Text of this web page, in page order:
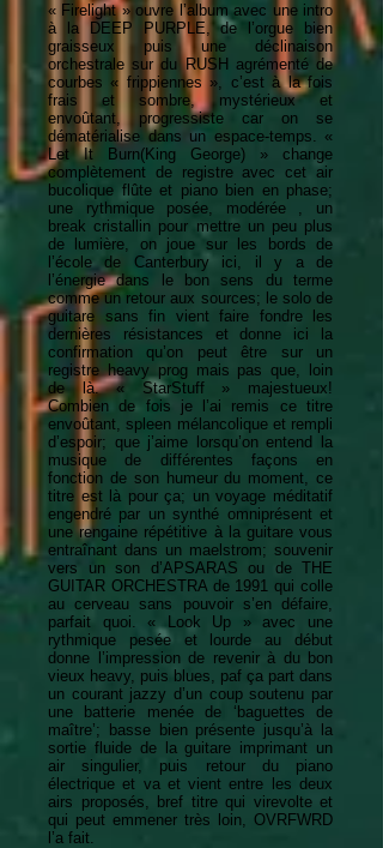
« Firelight » ouvre l’album avec une intro
à la DEEP PURPLE, de l’orgue bien
graisseux puis une déclinaison
orchestrale sur du RUSH agrémenté de
courbes « frippiennes », c’est à la fois
frais et sombre, mystérieux et
envoûtant, progressiste car on se
dématérialise dans un espace-temps. «
Let It Burn(King George) » change
complètement de registre avec cet air
bucolique flûte et piano bien en phase;
une rythmique posée, modérée , un
break cristallin pour mettre un peu plus
de lumière, on joue sur les bords de
l’école de Canterbury ici, il y a de
l’énergie dans le bon sens du terme
comme un retour aux sources; le solo de
guitare sans fin vient faire fondre les
dernières résistances et donne ici la
confirmation qu’on peut être sur un
registre heavy prog mais pas que, loin
de là. « StarStuff » majestueux!
Combien de fois je l’ai remis ce titre
envoûtant, spleen mélancolique et rempli
d’espoir; que j’aime lorsqu’on entend la
musique de différentes façons en
fonction de son humeur du moment, ce
titre est là pour ça; un voyage méditatif
engendré par un synthé omniprésent et
une rengaine répétitive à la guitare vous
entraînant dans un maelstrom; souvenir
vers un son d’APSARAS ou de THE
GUITAR ORCHESTRA de 1991 qui colle
au cerveau sans pouvoir s’en défaire,
parfait quoi. « Look Up » avec une
rythmique pesée et lourde au début
donne l’impression de revenir à du bon
vieux heavy, puis blues, paf ça part dans
un courant jazzy d’un coup soutenu par
une batterie menée de ‘baguettes de
maître’; basse bien présente jusqu’à la
sortie fluide de la guitare imprimant un
air singulier, puis retour du piano
électrique et va et vient entre les deux
airs proposés, bref titre qui virevolte et
qui peut emmener très loin, OVRFWRD
l’a fait.